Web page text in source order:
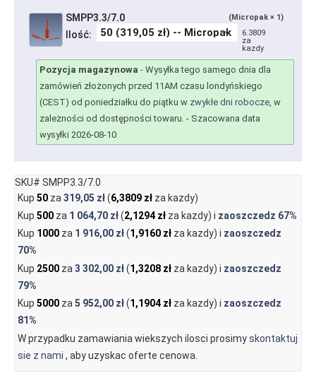
SMPP3.3/7.0 (Micropak × 1)
Ilość:
6.3809
za
kazdy
Pozycja magazynowa - Wysyłka tego samego dnia dla
zamówień złożonych przed 11AM czasu londyńskiego
(CEST) od poniedziałku do piątku w zwykłe dni robocze, w
zależności od dostępności towaru. - Szacowana data
wysyłki 2026-08-10
SKU# SMPP3.3/7.0
Kup 50za 319,05 zł(6,3809 złza kazdy)
Kup 500za 1 064,70 zł(2,1294 złza kazdy) i zaoszczedz 67%
Kup 1000za 1 916,00 zł(1,9160 złza kazdy) i zaoszczedz
70%
Kup 2500za 3 302,00 zł(1,3208 złza kazdy) i zaoszczedz
79%
Kup 5000za5 952,00 zł(1,1904 złza kazdy) i zaoszczedz
81%
W przypadku zamawiania wiekszych ilosci prosimyskontaktuj
sie z nami , aby uzyskac oferte cenowa.